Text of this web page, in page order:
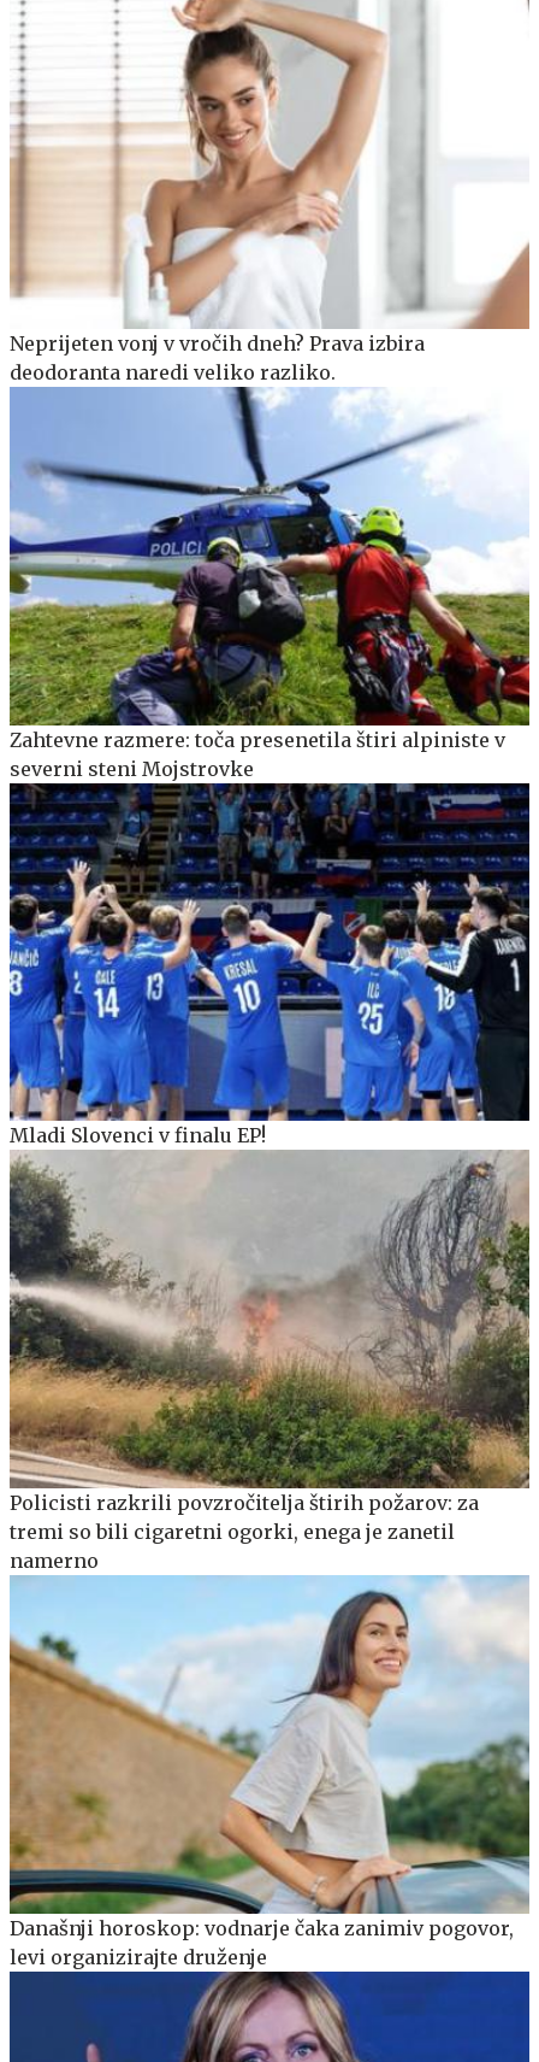
Neprijeten vonj v vročih dneh? Prava izbira
deodoranta naredi veliko razliko.
Zahtevne razmere: toča presenetila štiri alpiniste v
severni steni Mojstrovke
Mladi Slovenci v finalu EP!
Policisti razkrili povzročitelja štirih požarov: za
tremi so bili cigaretni ogorki, enega je zanetil
namerno
Današnji horoskop: vodnarje čaka zanimiv pogovor,
levi organizirajte druženje